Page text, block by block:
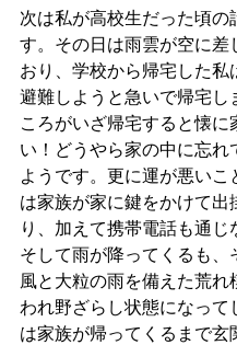
次は私が高校生だった頃の
す。その日は雨雲が空に差
おり、学校から帰宅した私
避難しようと急いで帰宅し
ころがいざ帰宅すると懐に
い！どうやら家の中に忘れ
ようです。更に運が悪いこ
は家族が家に鍵をかけて出
り、加えて携帯電話も通じ
そして雨が降ってくるも、
風と大粒の雨を備えた荒
われ野ざらし状態になって
は家族が帰ってくるまで玄